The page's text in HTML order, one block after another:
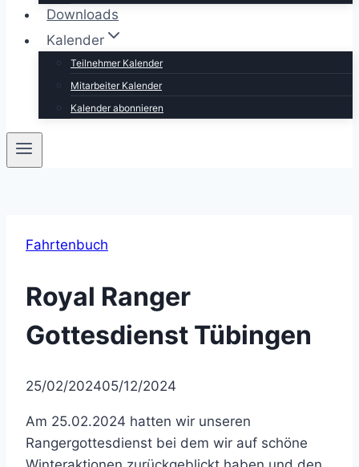
Downloads
Kalender
Teilnehmer Kalender
Mitarbeiter Kalender
Kalender abonnieren
Fahrtenbuch
Royal Ranger
Gottesdienst Tübingen
25/02/202405/12/2024
Am 25.02.2024 hatten wir unseren
Rangergottesdienst bei dem wir auf schöne